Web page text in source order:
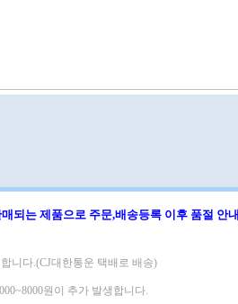
되는 제품으로 주문,배송등록 이후 품절 안
니다.(CJ대한통운 택배로 배송)
원이 추가 발생합니다.